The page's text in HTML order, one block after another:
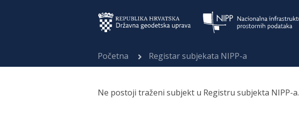
Početna Registar subjekata NIPP-a
Ne postoji traženi subjekt u Registru subjekta NIPP-a.